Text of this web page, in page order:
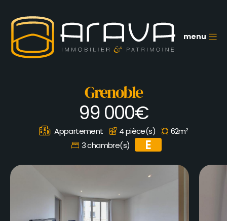
contenu
principal
menu
Grenoble
99 000€
Appartement 4 pièce(s)
62m²
3 chambre(s)
E